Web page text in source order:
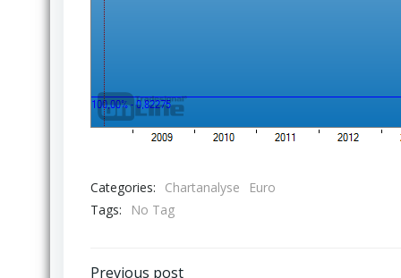
Categories: Chartanalyse
Euro
Tags:
No Tag
Previous post